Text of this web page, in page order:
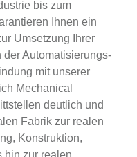
bis zum
Ihnen ein
Umsetzung Ihrer
Automatisierungs-
mit unserer
Mechanical
deutlich und
Fabrik zur realen
Konstruktion,